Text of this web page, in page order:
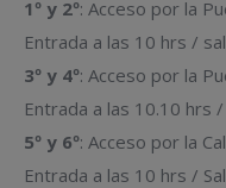
1º y 2º: Acceso por la
Entrada a las 10 hrs /
3º y 4º: Acceso por la
Entrada a las 10.10 hrs
5º y 6º: Acceso por la
Entrada a las 10 hrs /